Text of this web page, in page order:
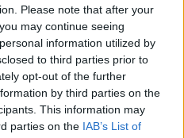
Please note that after your
may continue seeing
information utilized by
to third parties prior to
opt-out of the further
by third parties on the
This information may
parties on the IAB’s List of